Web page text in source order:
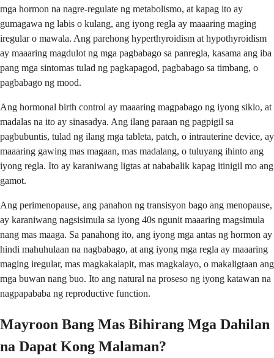
mga hormon na nagre-regulate ng metabolismo, at kapag ito ay
gumagawa ng labis o kulang, ang iyong regla ay maaaring maging
iregular o mawala. Ang parehong hyperthyroidism at hypothyroidism
ay maaaring magdulot ng mga pagbabago sa panregla, kasama ang iba
pang mga sintomas tulad ng pagkapagod, pagbabago sa timbang, o
pagbabago ng mood.
Ang hormonal birth control ay maaaring magpabago ng iyong siklo, at
madalas na ito ay sinasadya. Ang ilang paraan ng pagpigil sa
pagbubuntis, tulad ng ilang mga tableta, patch, o intrauterine device, ay
maaaring gawing mas magaan, mas madalang, o tuluyang ihinto ang
iyong regla. Ito ay karaniwang ligtas at nababalik kapag itinigil mo ang
gamot.
Ang perimenopause, ang panahon ng transisyon bago ang menopause,
ay karaniwang nagsisimula sa iyong 40s ngunit maaaring magsimula
nang mas maaga. Sa panahong ito, ang iyong mga antas ng hormon ay
hindi mahuhulaan na nagbabago, at ang iyong mga regla ay maaaring
maging iregular, mas magkakalapit, mas magkalayo, o makaligtaan ang
mga buwan nang buo. Ito ang natural na proseso ng iyong katawan na
nagpapababa ng reproductive function.
Mayroon Bang Mas Bihirang Mga Dahilan
na Dapat Kong Malaman?